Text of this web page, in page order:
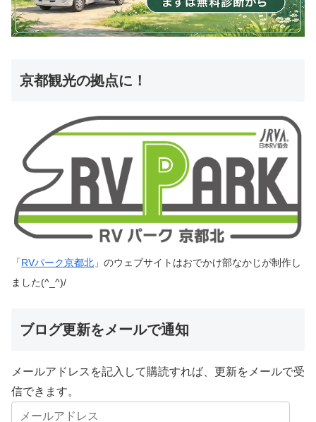
京都観光の拠点に！
「RVパーク京都北 」のウェブサイトはおでかけ部なかじが制作し
ました(^_^)/
ブログ更新をメールで通知
メールアドレスを記入して購読すれば、更新をメールで受
信できます。